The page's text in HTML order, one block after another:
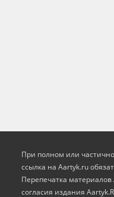
При полном или
ссылка на Aartyk.ru
Перепечатка материалов
согласия издания